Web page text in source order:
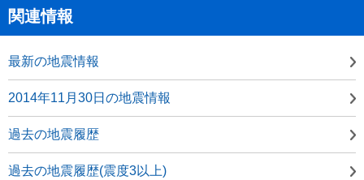
関連情報
最新の地震情報
2014年11月30日の地震情報
過去の地震履歴
過去の地震履歴(震度3以上)